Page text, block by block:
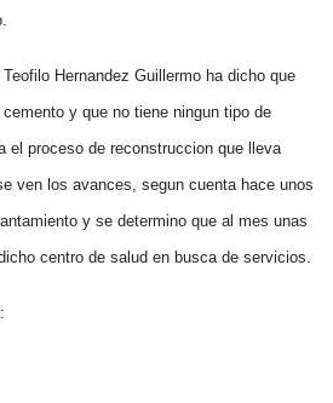
Hernandez Guillermo ha dicho que
y que no tiene ningun tipo de
el proceso de reconstruccion que lleva
ven los avances, segun cuenta hace unos
y se determino que al mes unas
centro de salud en busca de servicios.